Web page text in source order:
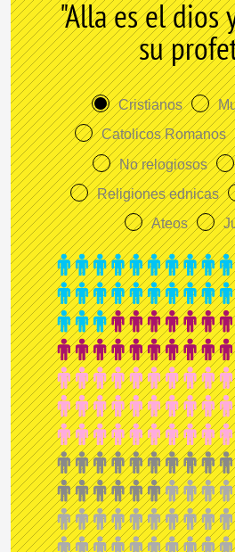
"Alla es el dios
su
Cristianos
Catolicos Romanos
No relogiosos
Religiones ednicas
Ateos